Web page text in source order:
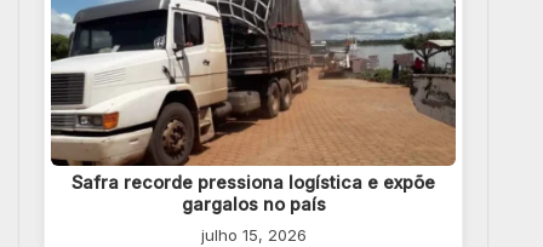
Safra recorde pressiona logística e expõe
gargalos no país
julho 15, 2026